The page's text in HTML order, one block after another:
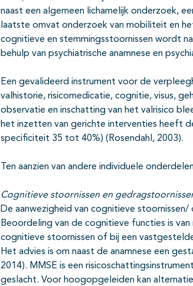
naast een algemeen lichamelijk onderzoek,
laatste omvat onderzoek van mobiliteit en
cognitieve en stemmingsstoornissen wordt
behulp van psychiatrische anamnese en
Een gevalideerd instrument voor de
valhistorie, risicomedicatie, cognitie, visus,
observatie en inschatting van het valrisico
het inzetten van gerichte interventies heeft
specificiteit 35 tot 40%) (Rosendahl, 2003).
Ten aanzien van andere individuele
Cognitieve stoornissen en
De aanwezigheid van cognitieve
Beoordeling van de cognitieve functies is
cognitieve stoornissen of bij een
Het advies is om naast de anamnese een
2014). MMSE is een
geslacht. Voor hoogopgeleiden kan